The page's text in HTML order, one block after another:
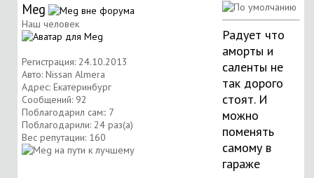
Meg
Наш человек
Регистрация: 24.10.2013
Авто: Nissan Almera
Адрес: Екатеринбург
Сообщений: 92
Поблагодарил сам:: 7
Поблагодарили: 24 раз(а)
Вес репутации: 160
Радует что
аморты и
саленты не
так дорого
стоят. И
можно
поменять
самому в
гараже